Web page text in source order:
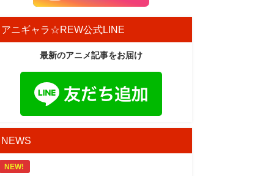
アニギャラ☆REW公式LINE
最新のアニメ記事をお届け
NEWS
NEW!